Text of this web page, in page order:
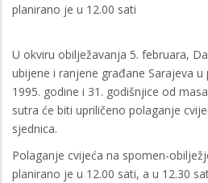
planirano je u 12.00 sati
U okviru obilježavanja 5. februara,
ubijene i ranjene građane Sarajeva
1995. godine i 31. godišnjice od
sutra će biti upriličeno polaganje
sjednica.
Polaganje cvijeća na spomen-
planirano je u 12.00 sati, a u 12.30